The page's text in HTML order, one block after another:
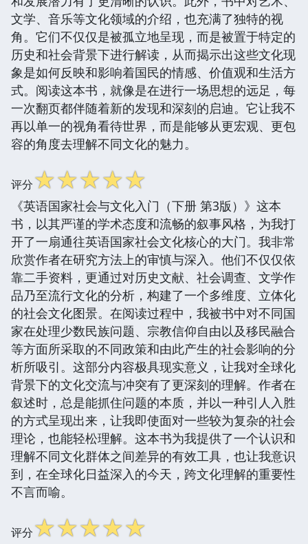
文学、音乐等文化领域的介绍，也充满了独特的视
角。它们不仅仅是被孤立地呈现，而是被置于特定的
历史和社会背景下进行解读，从而揭示出这些文化现
象是如何反映和影响着国民的情感、价值观和生活方
式。阅读这本书，就像是在进行一场思想的远足，每
一次翻页都伴随着新的发现和深刻的启迪。它让我不
再以单一的视角看待世界，而是能够从更宏观、更包
容的角度去理解不同文化的魅力。
评分☆☆☆☆☆
《英语国家社会与文化入门（下册 第3版）》这本
书，以其严谨的学术态度和流畅的叙事风格，为我打
开了一扇通往英语国家社会文化核心的大门。我非常
欣赏作者在研究方法上的审慎与深入。他们不仅仅依
靠二手资料，更通过对历史文献、社会调查、文学作
品乃至流行文化的分析，构建了一个多维度、立体化
的社会文化图景。在阅读过程中，我被书中对不同国
家在处理少数民族问题、宗教信仰自由以及移民融合
等方面所采取的不同政策和由此产生的社会影响的分
析所吸引。这部分内容极具现实意义，让我对全球化
背景下的文化交流与冲突有了更深刻的理解。作者在
叙述时，总是能抓住问题的本质，并以一种引人入胜
的方式呈现出来，让我即使面对一些较为复杂的社会
理论，也能轻松理解。这本书为我提供了一个认识和
理解不同文化群体之间差异的有效工具，也让我意识
到，在全球化日益深入的今天，跨文化理解的重要性
不言而喻。
评分☆☆☆☆☆